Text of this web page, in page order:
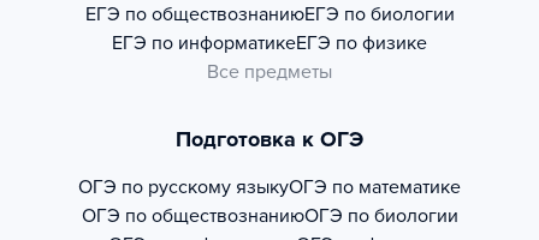
ЕГЭ по обществознаниюЕГЭ по биологии
ЕГЭ по информатикеЕГЭ по физике
Все предметы
Подготовка к ОГЭ
ОГЭ по русскому языкуОГЭ по математике
ОГЭ по обществознаниюОГЭ по биологии